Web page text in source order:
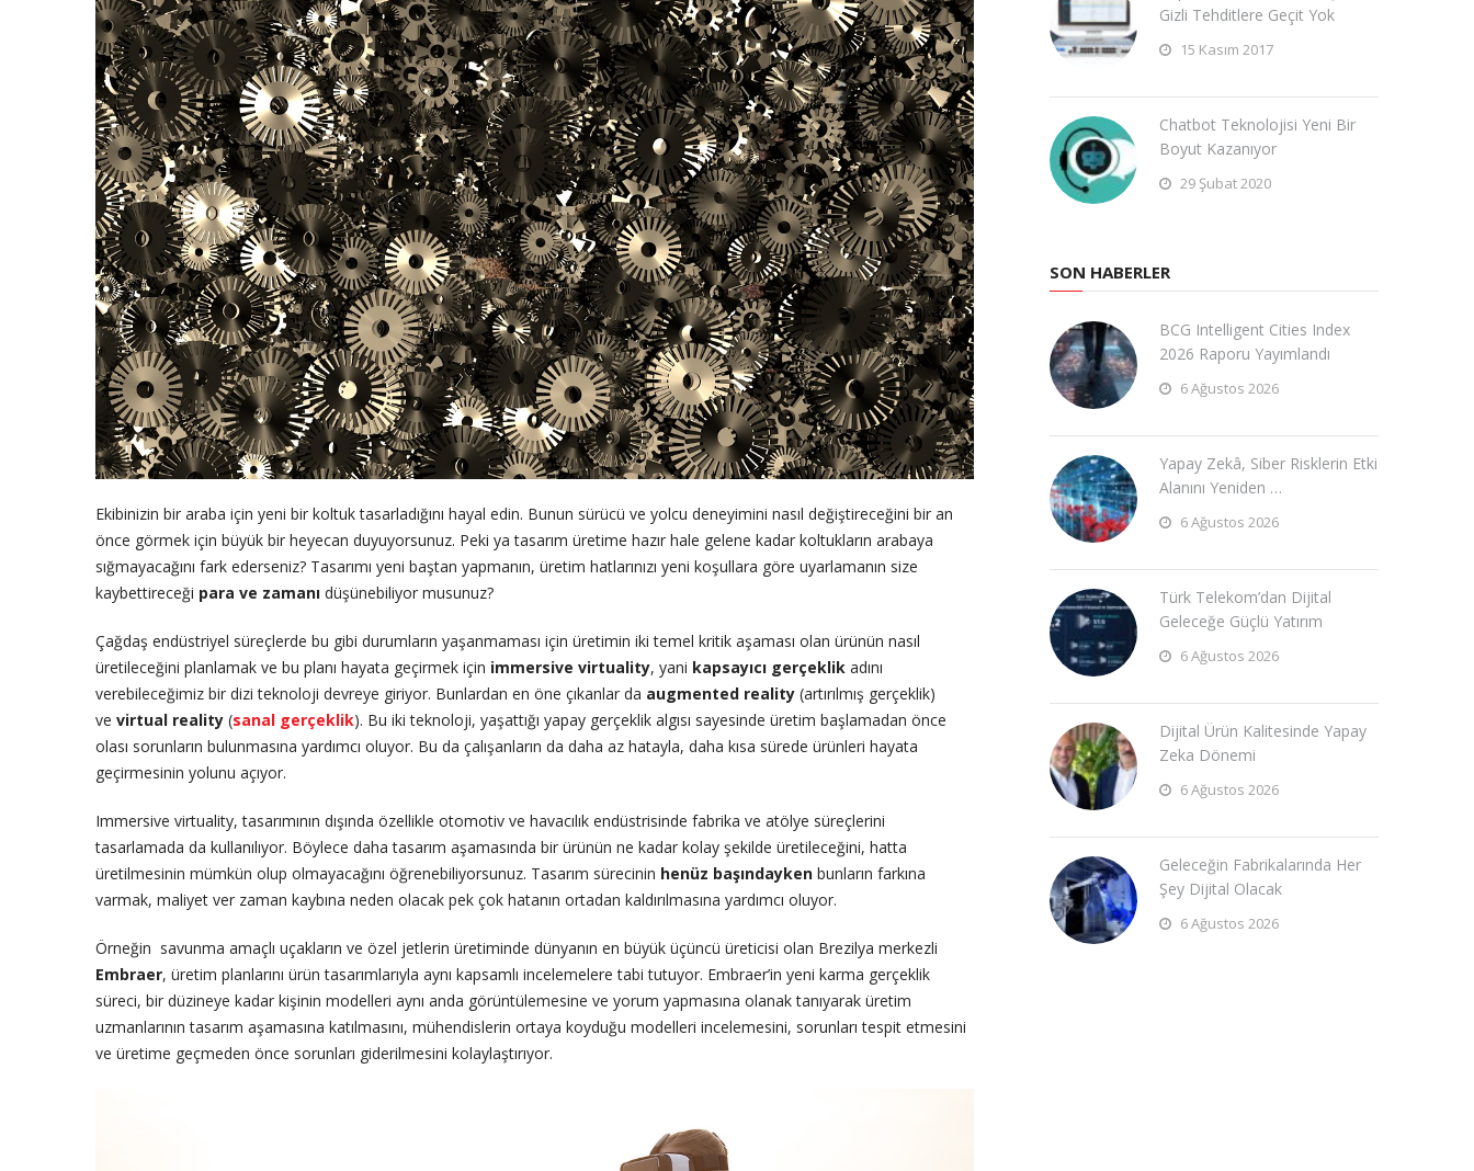
Ekibinizin bir araba için yeni bir koltuk tasarladığını hayal edin. Bunun sürücü ve yolcu deneyimini nasıl değiştireceğini bir an
önce görmek için büyük bir heyecan duyuyorsunuz. Peki ya tasarım üretime hazır hale gelene kadar koltukların arabaya
sığmayacağını fark ederseniz? Tasarımı yeni baştan yapmanın, üretim hatlarınızı yeni koşullara göre uyarlamanın size
kaybettireceği para ve zamanı düşünebiliyor musunuz?
Çağdaş endüstriyel süreçlerde bu gibi durumların yaşanmaması için üretimin iki temel kritik aşaması olan ürünün nasıl
üretileceğini planlamak ve bu planı hayata geçirmek için immersive virtuality, yani kapsayıcı gerçeklik adını
verebileceğimiz bir dizi teknoloji devreye giriyor. Bunlardan en öne çıkanlar da augmented reality (artırılmış gerçeklik)
ve virtual reality (sanal gerçeklik). Bu iki teknoloji, yaşattığı yapay gerçeklik algısı sayesinde üretim başlamadan önce
olası sorunların bulunmasına yardımcı oluyor. Bu da çalışanların da daha az hatayla, daha kısa sürede ürünleri hayata
geçirmesinin yolunu açıyor.
Immersive virtuality, tasarımının dışında özellikle otomotiv ve havacılık endüstrisinde fabrika ve atölye süreçlerini
tasarlamada da kullanılıyor. Böylece daha tasarım aşamasında bir ürünün ne kadar kolay şekilde üretileceğini, hatta
üretilmesinin mümkün olup olmayacağını öğrenebiliyorsunuz. Tasarım sürecinin henüz başındayken bunların farkına
varmak, maliyet ver zaman kaybına neden olacak pek çok hatanın ortadan kaldırılmasına yardımcı oluyor.
Örneğin savunma amaçlı uçakların ve özel jetlerin üretiminde dünyanın en büyük üçüncü üreticisi olan Brezilya merkezli
Embraer, üretim planlarını ürün tasarımlarıyla aynı kapsamlı incelemelere tabi tutuyor. Embraer’in yeni karma gerçeklik
süreci, bir düzineye kadar kişinin modelleri aynı anda görüntülemesine ve yorum yapmasına olanak tanıyarak üretim
uzmanlarının tasarım aşamasına katılmasını, mühendislerin ortaya koyduğu modelleri incelemesini, sorunları tespit etmesini
ve üretime geçmeden önce sorunları giderilmesini kolaylaştırıyor.
Gizli Tehditlere Geçit Yok
15 Kasım 2017
Chatbot Teknolojisi Yeni Bir
Boyut Kazanıyor
29 Şubat 2020
SON HABERLER
BCG Intelligent Cities Index
2026 Raporu Yayımlandı
6 Ağustos 2026
Yapay Zekâ, Siber Risklerin Etki
Alanını Yeniden …
6 Ağustos 2026
Türk Telekom’dan Dijital
Geleceğe Güçlü Yatırım
6 Ağustos 2026
Dijital Ürün Kalitesinde Yapay
Zeka Dönemi
6 Ağustos 2026
Geleceğin Fabrikalarında Her
Şey Dijital Olacak
6 Ağustos 2026